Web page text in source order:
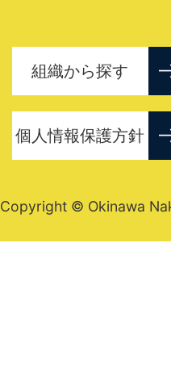
組織から探す
個人情報保護方針
Copyright © Okinawa